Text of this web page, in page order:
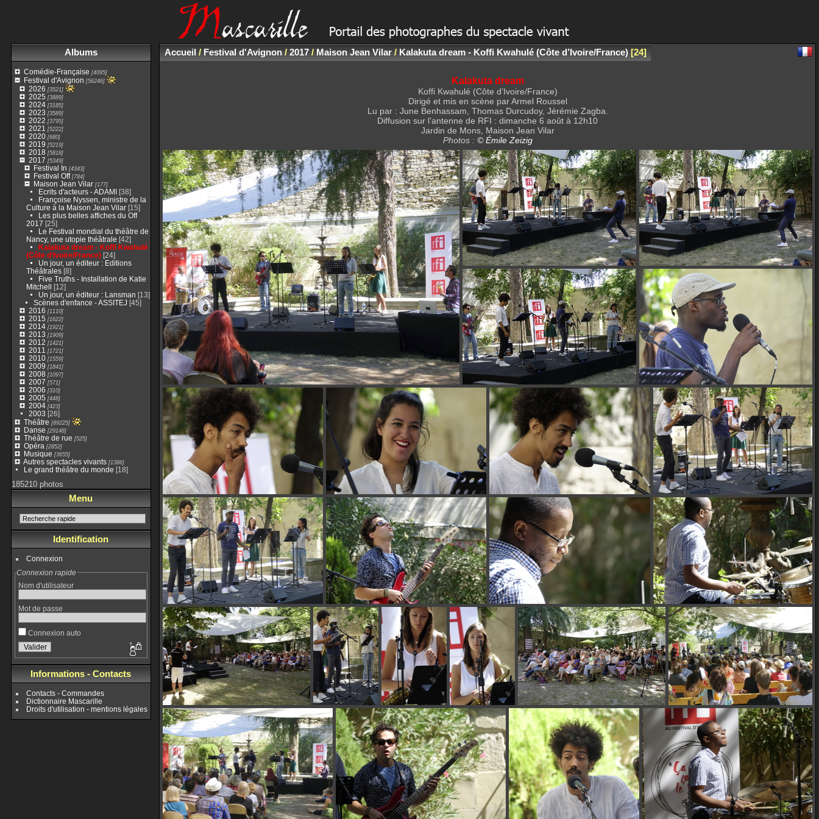
Albums
Comédie-Française [4095]
Festival d'Avignon [56246]
2026 [3521]
2025 [3889]
2024[3185]
2023 [3589]
2022 [3795]
2021 [5222]
2020[680]
2019 [5219]
2018 [5818]
2017 [5349]
Festival In [4343]
Festival Off[784]
Maison Jean Vilar[177]
Ecrits d'acteurs - ADAMI[38]
Françoise Nyssen, ministre de la
Culture à la Maison Jean Vilar[15]
Les plus belles affiches du Off
2017 [25]
Le Festival mondial du théâtre de
Nancy, une utopie théâtrale [42]
Kalakuta dream - Koffi Kwahulé
(Côte d’Ivoire/France)[24]
Un jour, un éditeur : Editions
Théâtrales[8]
Five Truths - Installation de Katie
Mitchell [12]
Un jour, un éditeur : Lansman [13]
Scènes d'enfance - ASSITEJ [45]
2016 [1110]
2015 [1622]
2014[1921]
2013 [1909]
2012 [1421]
2011 [1721]
2010[1559]
2009 [1841]
2008 [1097]
2007 [571]
2006 [310]
2005 [448]
2004[423]
2003 [26]
Théâtre [89225]
Danse [29148]
Théâtre de rue [525]
Opéra [2852]
Musique [3655]
Autres spectacles vivants[1386]
Le grand théâtre du monde [18]
185210 photos
Menu
Identification
Connexion
Connexion rapide
Nom d'utilisateur
Mot de passe
Connexion auto
Informations - Contacts
Contacts - Commandes
Dictionnaire Mascarille
Droits d'utilisation - mentions légales
Accueil/ Festival d'Avignon/ 2017/ Maison Jean Vilar/ Kalakuta dream - Koffi Kwahulé (Côte d’Ivoire/France) 24
Kalakuta dream
Koffi Kwahulé (Côte d’Ivoire/France)
Dirigé et mis en scène par Armel Roussel
Lu par : June Benhassam, Thomas Durcudoy, Jérémie Zagba.
Diffusion sur l’antenne de RFI : dimanche 6 août à 12h10
Jardin de Mons, Maison Jean Vilar
Photos : © Émile Zeizig